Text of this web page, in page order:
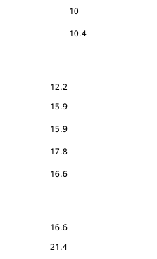
10
10.4
12.2
15.9
15.9
17.8
16.6
16.6
21.4